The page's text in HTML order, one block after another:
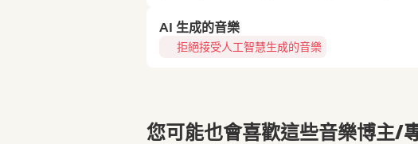
AI 生成的音樂
拒絕接受人工智慧生成的音樂
您可能也會喜歡這些音樂博主/